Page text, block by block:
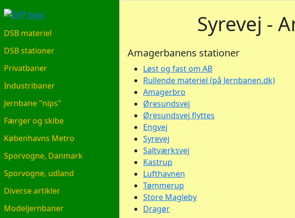
EVP.DK
DSB materiel
DSB stationer
Privatbaner
Industribaner
Jernbane "nips"
Færger og skibe
Københavns Metro
Sporvogne, Danmark
Sporvogne, udland
Diverse artikler
Modeljernbaner
Syrevej -
Amagerbanens stationer
Løst og fast om AB
Rullende materiel (på Jernbanen.dk)
Amagerbro
Øresundsvej
Øresundsvej flyttes
Engvej
Syrevej
Saltværksvej
Kastrup
Lufthavnen
Tømmerup
Store Magleby
Dragør